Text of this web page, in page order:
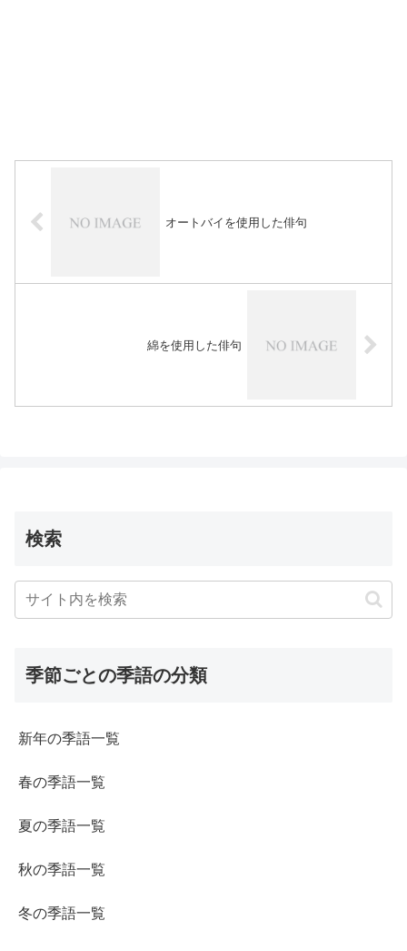
オートバイを使用した俳句
綿を使用した俳句
検索
季節ごとの季語の分類
新年の季語一覧
春の季語一覧
夏の季語一覧
秋の季語一覧
冬の季語一覧